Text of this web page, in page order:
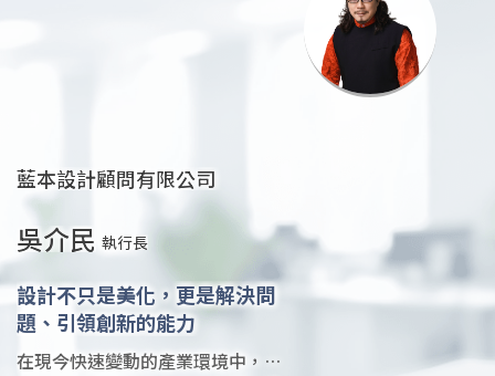
藍本設計顧問有限公司
吳介民 執行長
設計不只是美化，更是解決問
題、引領創新的能力
在現今快速變動的產業環境中，有